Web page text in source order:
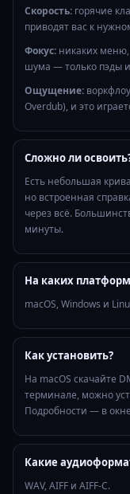
Скорость: горячие
приводят вас к
Фокус: никаких
шума — только пэды
Ощущение:
Overdub), и это
Сложно ли
Есть небольшая
но встроенная
через всё.
минуты.
На каких
macOS, Windows и
Как установить?
На macOS скачайте
терминале, можно
Подробности — в
Какие
WAV, AIFF и AIFF‑C.